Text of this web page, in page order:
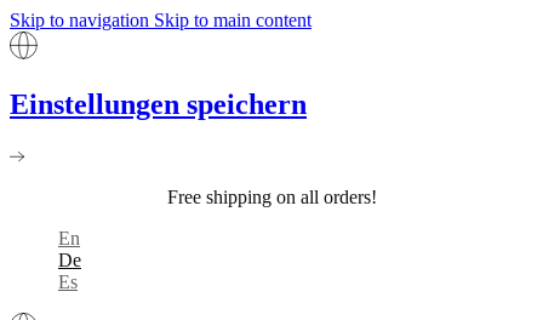
Skip to navigation Skip to main content
Einstellungen speichern
Free shipping on all orders!
En
De
Es